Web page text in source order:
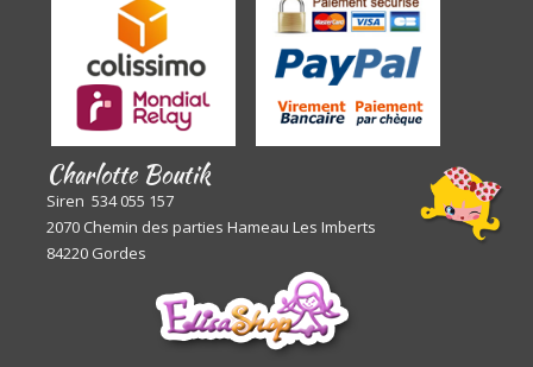
Charlotte Boutik
Siren 534 055 157
2070 Chemin des parties Hameau Les Imberts
84220 Gordes